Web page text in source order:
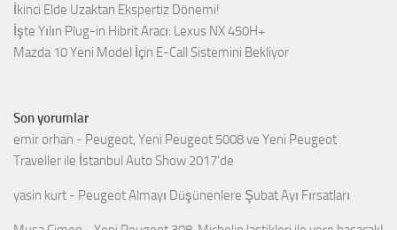
İkinci Elde Uzaktan Ekspertiz Dönemi!
İşte Yılın Plug-in Hibrit Aracı: Lexus NX 450H+
Mazda 10 Yeni Model İçin E-Call Sistemini Bekliyor
Son yorumlar
emir orhan - Peugeot, Yeni Peugeot 5008 ve Yeni Peugeot
Traveller ile İstanbul Auto Show 2017’de
yasin kurt - Peugeot Almayı Düşünenlere Şubat Ayı Fırsatları